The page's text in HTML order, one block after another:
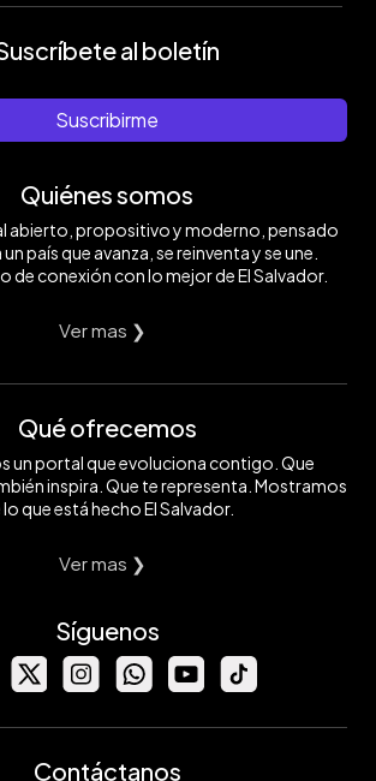
al boletín
Suscribirme
Quiénes somos
abierto, propositivo y moderno, pensado
país que avanza, se reinventa y se une.
de conexión con lo mejor de El Salvador.
Ver mas ❯
Qué ofrecemos
un portal que evoluciona contigo. Que
inspira. Que te representa. Mostramos
lo que está hecho El Salvador.
Ver mas ❯
Síguenos
Contáctanos